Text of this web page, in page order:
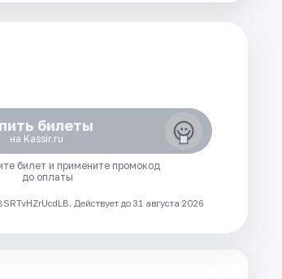
билеты
на Kassir.ru
билет и примените промокод
до оплаты
Действует до 31 августа 2026